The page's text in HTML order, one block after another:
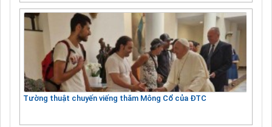
Tường thuật chuyến viếng thăm Mông Cổ của ĐTC